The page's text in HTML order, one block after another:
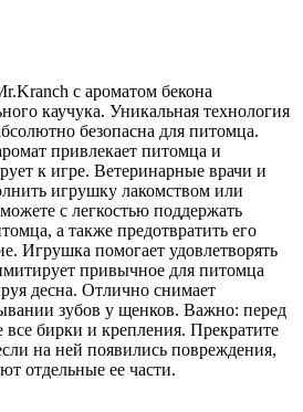
с ароматом бекона
каучука. Уникальная технология
безопасна для питомца.
привлекает питомца и
к игре. Ветеринарные врачи и
игрушку лакомством или
с легкостью поддержать
а также предотвратить его
Игрушка помогает удовлетворять
привычное для питомца
десна. Отлично снимает
зубов у щенков. Важно: перед
все бирки и крепления. Прекратите
на ней появились повреждения,
отдельные ее части.